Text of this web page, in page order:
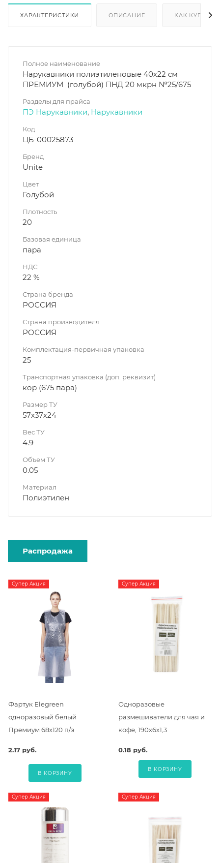
ХАРАКТЕРИСТИКИ ОПИСАНИЕ КАК КУПИТЬ
Полное наименование
Нарукавники полиэтиленовые 40х22 см
ПРЕМИУМ (голубой) ПНД 20 мкрн №25/675
Разделы для прайса
ПЭ Нарукавники, Нарукавники
Код
ЦБ-00025873
Бренд
Unite
Цвет
Голубой
Плотность
20
Базовая единица
пара
НДС
22 %
Страна бренда
РОССИЯ
Страна производителя
РОССИЯ
Комплектация-первичная упаковка
25
Транспортная упаковка (доп. реквизит)
кор (675 пара)
Размер ТУ
57х37х24
Вес ТУ
4.9
Объем ТУ
0.05
Материал
Полиэтилен
Распродажа
Супер Акция
Фартук Elegreen
одноразовый белый
Премиум 68х120 п/э
2.17 руб.
В КОРЗИНУ
Супер Акция
Одноразовые
размешиватели для чая и
кофе, 190х6х1,3
0.18 руб.
В КОРЗИНУ
Супер Акция Супер Акция